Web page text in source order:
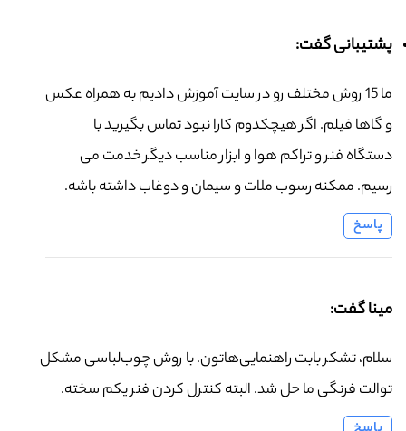
پشتیبانی گفت:
ما 15 روش مختلف رو در سایت آموزش دادیم به همراه عکس
و گاها فیلم. اگر هیچکدوم کارا نبود تماس بگیرید با
دستگاه فنر و تراکم هوا و ابزار مناسب دیگر خدمت می
رسیم. ممکنه رسوب ملات و سیمان و دوغاب داشته باشه.
پاسخ
مینا گفت:
سلام، تشکر بابت راهنمایی‌هاتون. با روش چوب‌لباسی مشکل
توالت فرنگی ما حل شد. البته کنترل کردن فنر یکم سخته.